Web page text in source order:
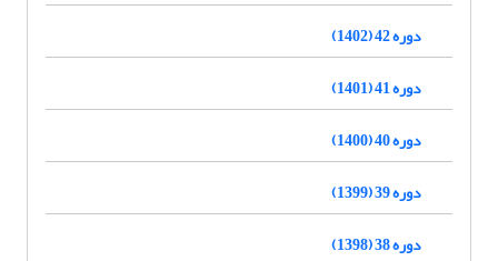
دوره 42 (1402)
دوره 41 (1401)
دوره 40 (1400)
دوره 39 (1399)
دوره 38 (1398)